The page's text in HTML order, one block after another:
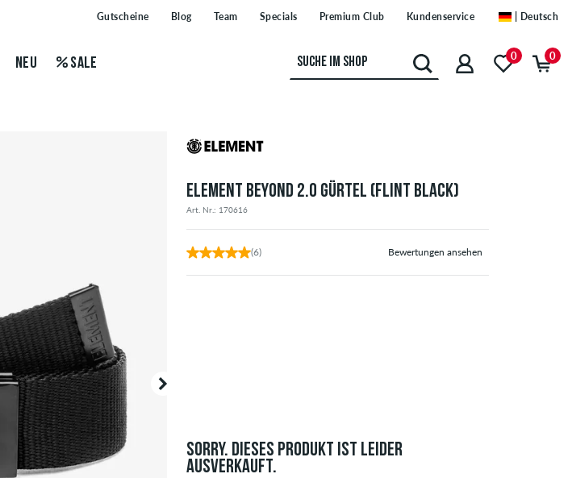
Gutscheine Blog Team Specials Premium Club Kundenservice | Deutsch
NEU SALE 0 0
ELEMENT BEYOND 2.0 GÜRTEL (FLINT BLACK)
Art. Nr.: 170616
(6) Bewertungen ansehen
SORRY. DIESES PRODUKT IST LEIDER
AUSVERKAUFT.